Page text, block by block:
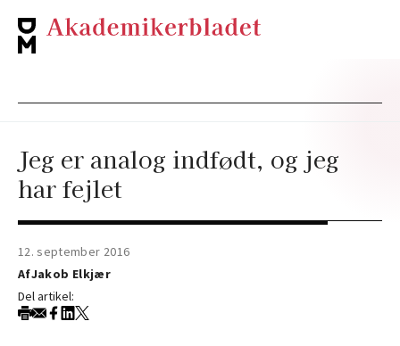
Jeg er analog indfødt, og jeg
har fejlet
12. september 2016
AfJakob Elkjær
Del artikel: